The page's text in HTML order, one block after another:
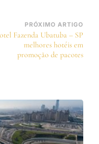
PRÓXIMO ARTIGO
Fazenda Ubatuba – SP
melhores hotéis em
promoção de pacotes